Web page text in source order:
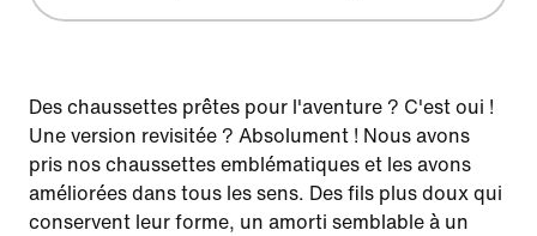
Des chaussettes prêtes pour l'aventure ? C'est oui !
Une version revisitée ? Absolument ! Nous avons
pris nos chaussettes emblématiques et les avons
améliorées dans tous les sens. Des fils plus doux qui
conservent leur forme, un amorti semblable à un